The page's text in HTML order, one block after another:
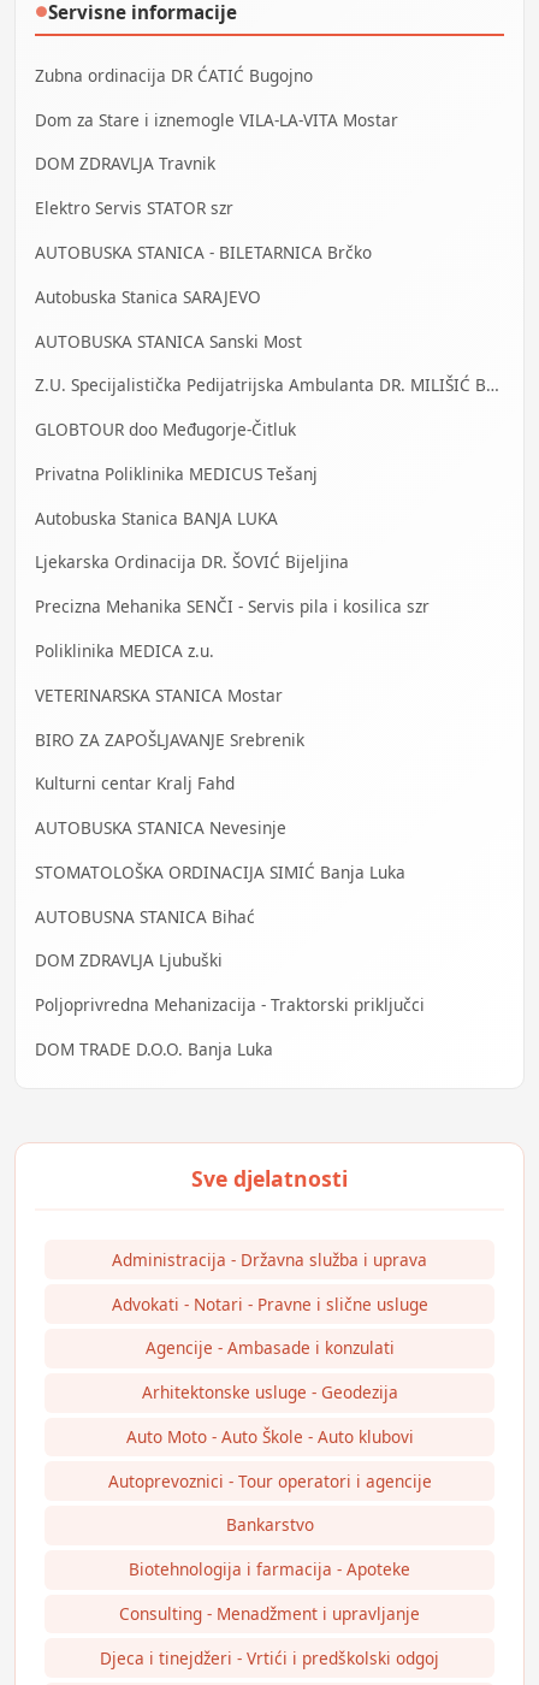
●Servisne informacije
Zubna ordinacija DR ĆATIĆ Bugojno
Dom za Stare i iznemogle VILA-LA-VITA Mostar
DOM ZDRAVLJA Travnik
Elektro Servis STATOR szr
AUTOBUSKA STANICA - BILETARNICA Brčko
Autobuska Stanica SARAJEVO
AUTOBUSKA STANICA Sanski Most
Z.U. Specijalistička Pedijatrijska Ambulanta DR. MILIŠIĆ Banja Luka
GLOBTOUR doo Međugorje-Čitluk
Privatna Poliklinika MEDICUS Tešanj
Autobuska Stanica BANJA LUKA
Ljekarska Ordinacija DR. ŠOVIĆ Bijeljina
Precizna Mehanika SENČI - Servis pila i kosilica szr
Poliklinika MEDICA z.u.
VETERINARSKA STANICA Mostar
BIRO ZA ZAPOŠLJAVANJE Srebrenik
Kulturni centar Kralj Fahd
AUTOBUSKA STANICA Nevesinje
STOMATOLOŠKA ORDINACIJA SIMIĆ Banja Luka
AUTOBUSNA STANICA Bihać
DOM ZDRAVLJA Ljubuški
Poljoprivredna Mehanizacija - Traktorski priključci
DOM TRADE D.O.O. Banja Luka
Administracija - Državna služba i uprava
Advokati - Notari - Pravne i slične usluge
Agencije - Ambasade i konzulati
Arhitektonske usluge - Geodezija
Auto Moto - Auto Škole - Auto klubovi
Autoprevoznici - Tour operatori i agencije
Bankarstvo
Biotehnologija i farmacija - Apoteke
Consulting - Menadžment i upravljanje
Djeca i tinejdžeri - Vrtići i predškolski odgoj